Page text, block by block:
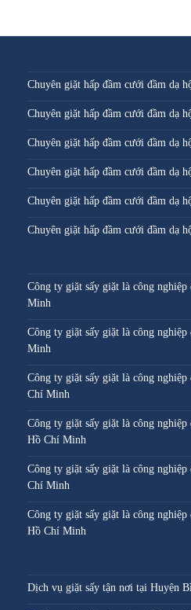
Chuyên giặt hấp đầm cưới đầm dạ
Chuyên giặt hấp đầm cưới đầm dạ
Chuyên giặt hấp đầm cưới đầm dạ
Chuyên giặt hấp đầm cưới đầm dạ
Chuyên giặt hấp đầm cưới đầm dạ
Chuyên giặt hấp đầm cưới đầm dạ
Công ty giặt sấy giặt là công
Minh
Công ty giặt sấy giặt là công
Minh
Công ty giặt sấy giặt là công
Chí Minh
Công ty giặt sấy giặt là công
Hồ Chí Minh
Công ty giặt sấy giặt là công
Chí Minh
Công ty giặt sấy giặt là công nghiệp
Hồ Chí Minh
Dịch vụ giặt sấy tận nơi tại Huyện